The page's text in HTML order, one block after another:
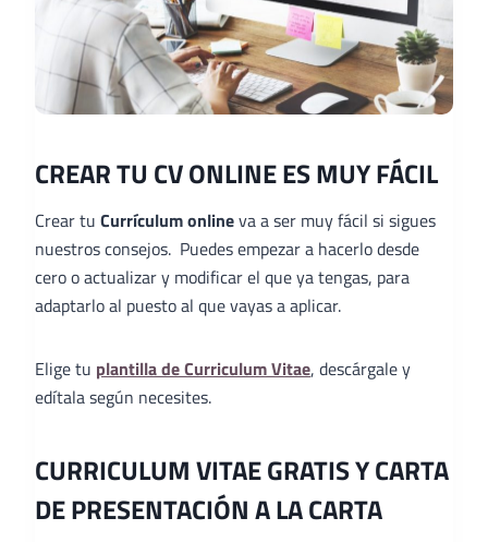
CREAR TU CV ONLINE ES MUY FÁCIL
Crear tu Currículum onlineva a ser muy fácil si sigues
nuestros consejos. Puedes empezar a hacerlo desde
cero o actualizar y modificar el que ya tengas, para
adaptarlo al puesto al que vayas a aplicar.
Elige tu plantilla de Curriculum Vitae, descárgale y
edítala según necesites.
CURRICULUM VITAE GRATIS Y CARTA
DE PRESENTACIÓN A LA CARTA